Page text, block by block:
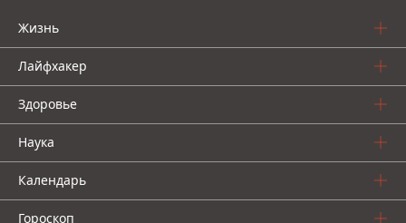
Жизнь
Лайфхакер
Здоровье
Наука
Календарь
Гороскоп